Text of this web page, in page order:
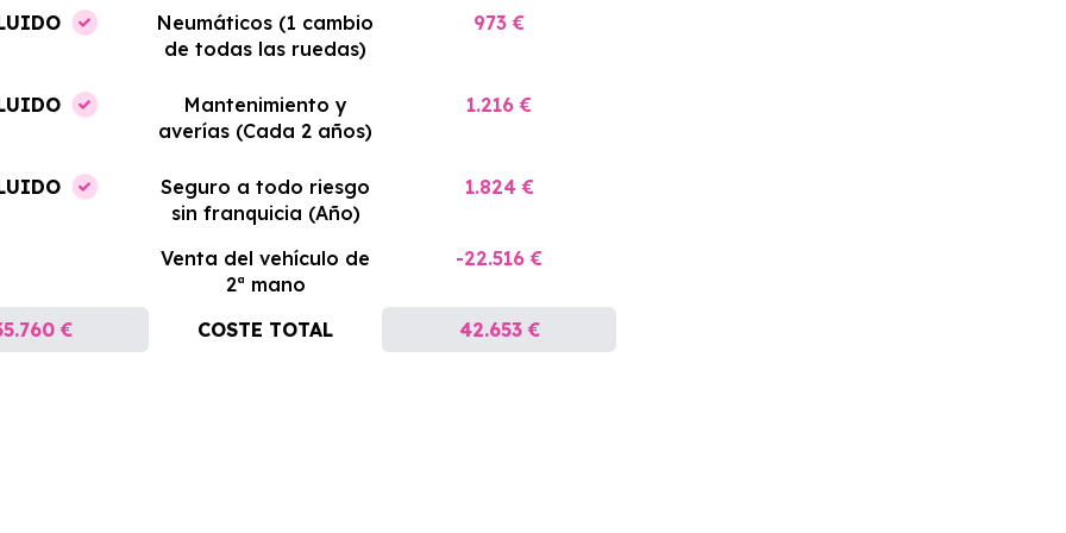
Neumáticos (1 cambio
de todas las ruedas)
973 €
Mantenimiento y
averías (Cada 2 años)
1.216 €
Seguro a todo riesgo
sin franquicia (Año)
1.824 €
Venta del vehículo de
2ª mano
-22.516 €
€ COSTE TOTAL 42.653 €